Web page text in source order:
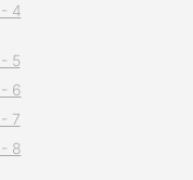
4
5
6
7
8